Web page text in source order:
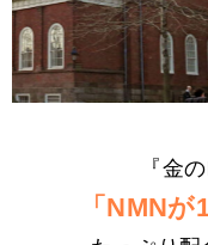
『金
「NMN